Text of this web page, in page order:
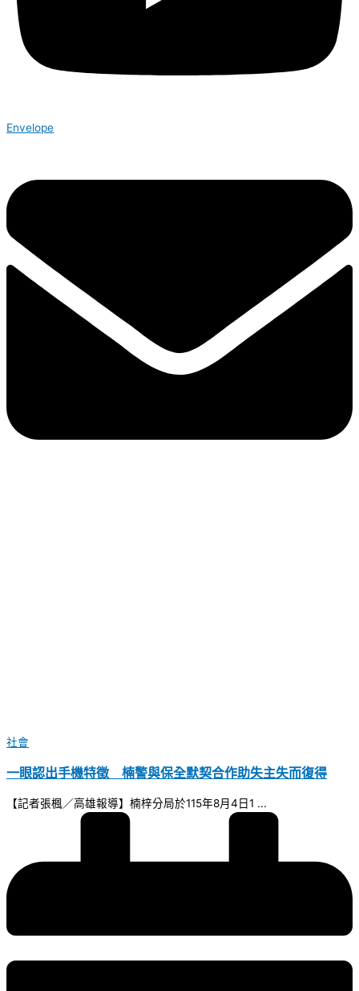
Envelope
社會
一眼認出手機特徵 楠警與保全默契合作助失主失而復得
【記者張楓／高雄報導】楠梓分局於115年8月4日1 ...